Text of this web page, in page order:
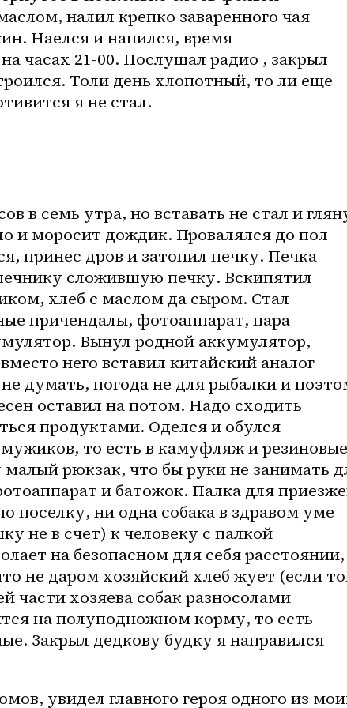
налил крепко заваренного чая
Наелся и напился, время
часах 21-00. Послушал радио , закрыл
Толи день хлопотный, то ли еще
я не стал.
в семь утра, но вставать не стал и
и моросит дождик. Провалялся до пол
принес дров и затопил печку. Печка
сложившую печку. Вскипятил
хлеб с маслом да сыром. Стал
причендалы, фотоаппарат, пара
Вынул родной аккумулятор,
него вставил китайский аналог
думать, погода не для рыбалки и
оставил на потом. Надо сходить
продуктами. Оделся и обулся
то есть в камуфляж и резиновые
рюкзак, что бы руки не занимать
и батожок. Палка для
поселку, ни одна собака в здравом уме
не в счет) к человеку с палкой
на безопасном для себя расстоянии,
не даром хозяйский хлеб жует (если
части хозяева собак разносолами
на полуподножном корму, то есть
Закрыл дедкову будку я направился
увидел главного героя одного из